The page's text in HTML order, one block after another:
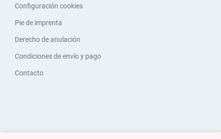
Configuración cookies
Pie de imprenta
Derecho de anulación
Condiciones de envío y pago
Contacto